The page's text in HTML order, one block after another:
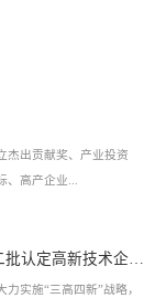
杰出贡献奖、产业投资
高产企业...
实施“三高四新”战略，